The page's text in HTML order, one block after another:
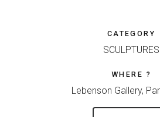
CATEGORY
SCULPTURES
WHERE ?
Lebenson Gallery,